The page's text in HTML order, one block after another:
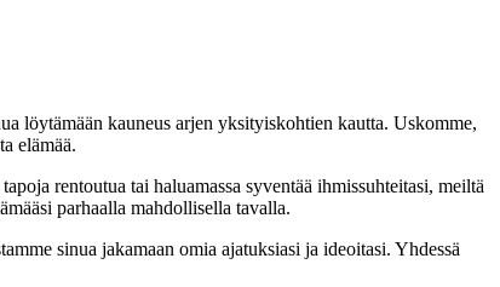
löytämään kauneus arjen yksityiskohtien kautta. Uskomme,
elämää.
rentoutua tai haluamassa syventää ihmissuhteitasi, meiltä
parhaalla mahdollisella tavalla.
sinua jakamaan omia ajatuksiasi ja ideoitasi. Yhdessä